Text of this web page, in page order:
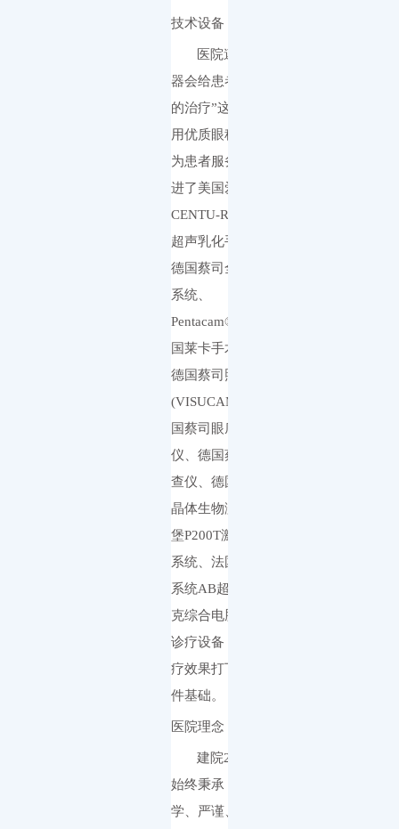
技术设备
医院遵循“好的仪
器会给患者带来更好
的治疗”这一理念，选
用优质眼科专科设备
为患者服务。医院引
进了美国爱尔康
CENTU-RION白内障
超声乳化手术系统、
德国蔡司全飞秒激光
系统、
Pentacam®AXL、德
国莱卡手术显微镜、
德国蔡司照相仪
(VISUCAM-500)、德
国蔡司眼底断层扫描
仪、德国蔡司视野检
查仪、德国蔡司人工
晶体生物测量仪、欧
堡P200T激光眼底照相
系统、法国光太超声
系统AB超、日本尼德
克综合电脑验光仪等
诊疗设备，为医院治
疗效果打下夯实的硬
件基础。
医院理念
建院25年来医院
始终秉承
学、严谨、诚信、热